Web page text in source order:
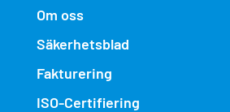
Om oss
Säkerhetsblad
Fakturering
ISO-Certifiering